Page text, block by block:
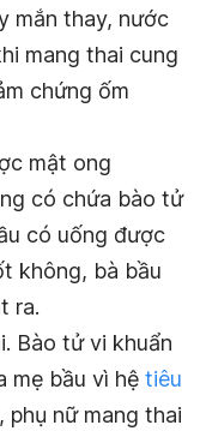
mắn thay, nước
mang thai cung
chứng ốm
mật ong
có chứa bào tử
có uống được
không, bà bầu
ra.
Bào tử vi khuẩn
mẹ bầu vì hệ tiêu
nữ mang thai